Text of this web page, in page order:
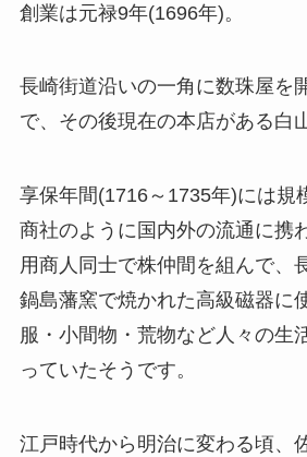
創業は元禄9年(1696年)。
長崎街道沿いの一角に数珠屋を
で、その後現在の本店がある白
享保年間(1716～1735年)には規
商社のように国内外の流通に携
用商人同士で株仲間を組んで、
鍋島藩窯で焼かれた高級磁器に
服・小間物・荒物など人々の生
っていたそうです。
江戸時代から明治に変わる頃、